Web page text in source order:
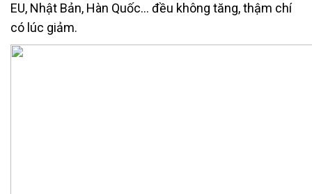
EU, Nhật Bản, Hàn Quốc… đều không tăng, thậm chí
có lúc giảm.